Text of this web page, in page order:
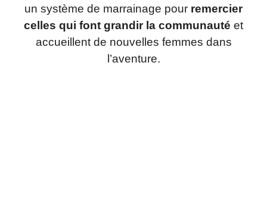
un système de marrainage pour remercier
celles qui font grandir la communauté et
accueillent de nouvelles femmes dans
l’aventure.